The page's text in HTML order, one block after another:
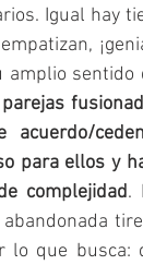
Igual hay
sentido
acuerdo/
para ellos y
complejidad.
lo que busca: